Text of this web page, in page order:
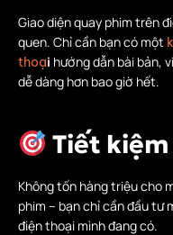
Giao diện quay phim trên
quen. Chỉ cần bạn có một
thoại hướng dẫn bài bản,
dễ dàng hơn bao giờ hết.
Tiết
Không tốn hàng triệu cho
phim – bạn chỉ cần đầu tư
điện thoại mình đang có.